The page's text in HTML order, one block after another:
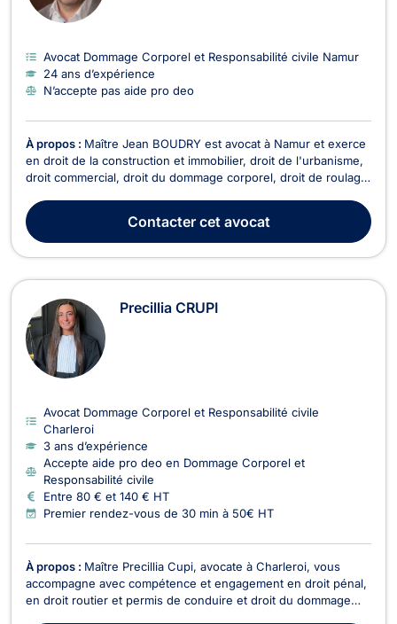
Avocat Dommage Corporel et Responsabilité civile Namur
24 ans d’expérience
N’accepte pas aide pro deo
À propos : Maître Jean BOUDRY est avocat à Namur et exerce
en droit de la construction et immobilier, droit de l'urbanisme,
droit commercial, droit du dommage corporel, droit de roulage
droit de la construction pour retards de livraison, malfaçons ou
sinistres sur chantier. De p...
Contactercet avocat
Precillia CRUPI
Avocat Dommage Corporel et Responsabilité civile
Charleroi
3 ans d’expérience
Accepte aide pro deo en Dommage Corporel et
Responsabilité civile
Entre 80 € et 140 € HT
Premier rendez-vous de 30 min à 50€ HT
À propos : Maître Precillia Cupi, avocate à Charleroi, vous
accompagne avec compétence et engagement en droit pénal,
en droit routier et permis de conduire et droit du dommage